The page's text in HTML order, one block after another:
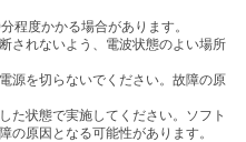
程度かかる場合があります。
されないよう、電波状態のよい場所
源を切らないでください。故障の原
た状態で実施してください。ソフト
の原因となる可能性があります。